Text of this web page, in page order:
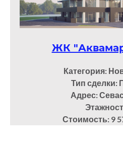
ЖК
Категория:
Тип сделки:
Адрес:
Стоимость: 9